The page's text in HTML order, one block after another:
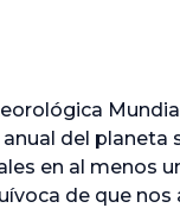
del planeta
en al menos
de que nos